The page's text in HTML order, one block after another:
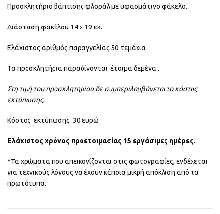
Προσκλητήριο βάπτισης φλοράλ με υφασμάτινο φάκελο.
Διάσταση φακέλου 14 x 19 εκ.
Ελάχιστος αριθμός παραγγελίας 50 τεμάχια
Τα προσκλητήρια παραδίνονται έτοιμα δεμένα .
Στη τιμή του προσκλητηρίου δε συμπεριλαμβάνεται το κόστος
εκτύπωσης.
Κόστος εκτύπωσης 30 ευρώ
Ελάχιστος χρόνος προετοιμασίας 15 εργάσιμες ημέρες.
*Τα χρώματα που απεικονίζονται στις φωτογραφίες, ενδέχεται
για τεχνικούς λόγους να έχουν κάποια μικρή απόκλιση από τα
πρωτότυπα.